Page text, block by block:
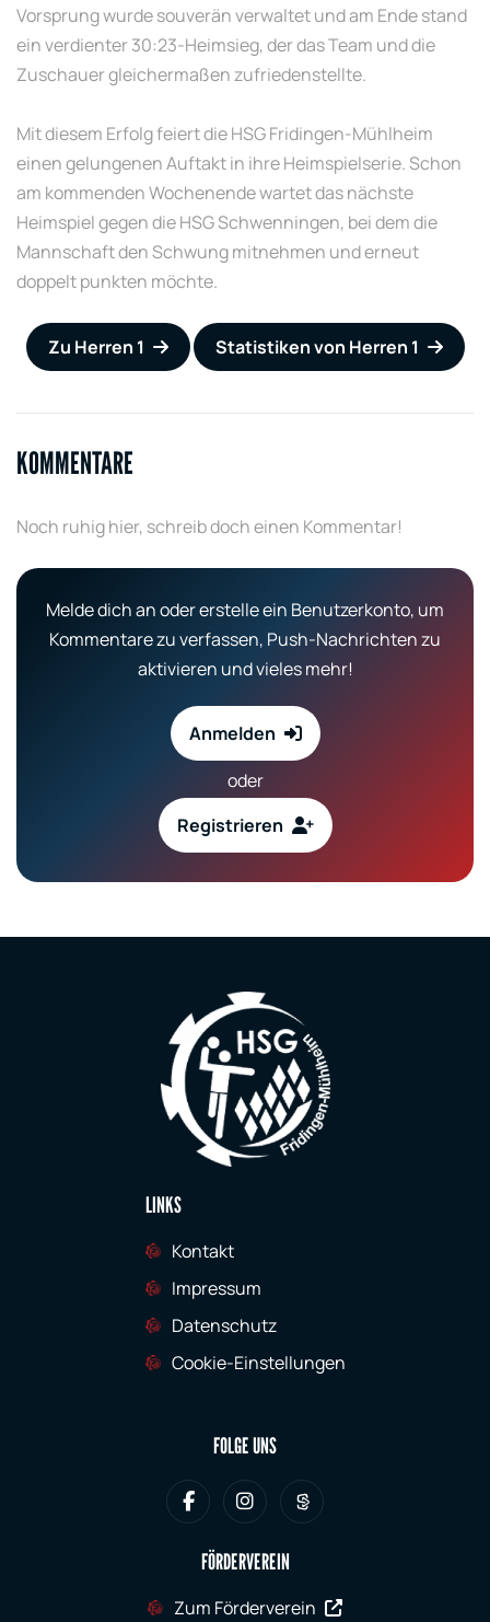
Vorsprung wurde souverän verwaltet und am Ende stand
ein verdienter 30:23-Heimsieg, der das Team und die
Zuschauer gleichermaßen zufriedenstellte.
Mit diesem Erfolg feiert die HSG Fridingen-Mühlheim
einen gelungenen Auftakt in ihre Heimspielserie. Schon
am kommenden Wochenende wartet das nächste
Heimspiel gegen die HSG Schwenningen, bei dem die
Mannschaft den Schwung mitnehmen und erneut
doppelt punkten möchte.
Zu Herren 1 Statistiken von Herren 1
KOMMENTARE
Noch ruhig hier, schreib doch einen Kommentar!
Melde dich an oder erstelle ein Benutzerkonto, um
Kommentare zu verfassen, Push-Nachrichten zu
aktivieren und vieles mehr!
Anmelden
oder
Registrieren
LINKS
Kontakt
Impressum
Datenschutz
Cookie-Einstellungen
FOLGE UNS
FÖRDERVEREIN
Zum Förderverein